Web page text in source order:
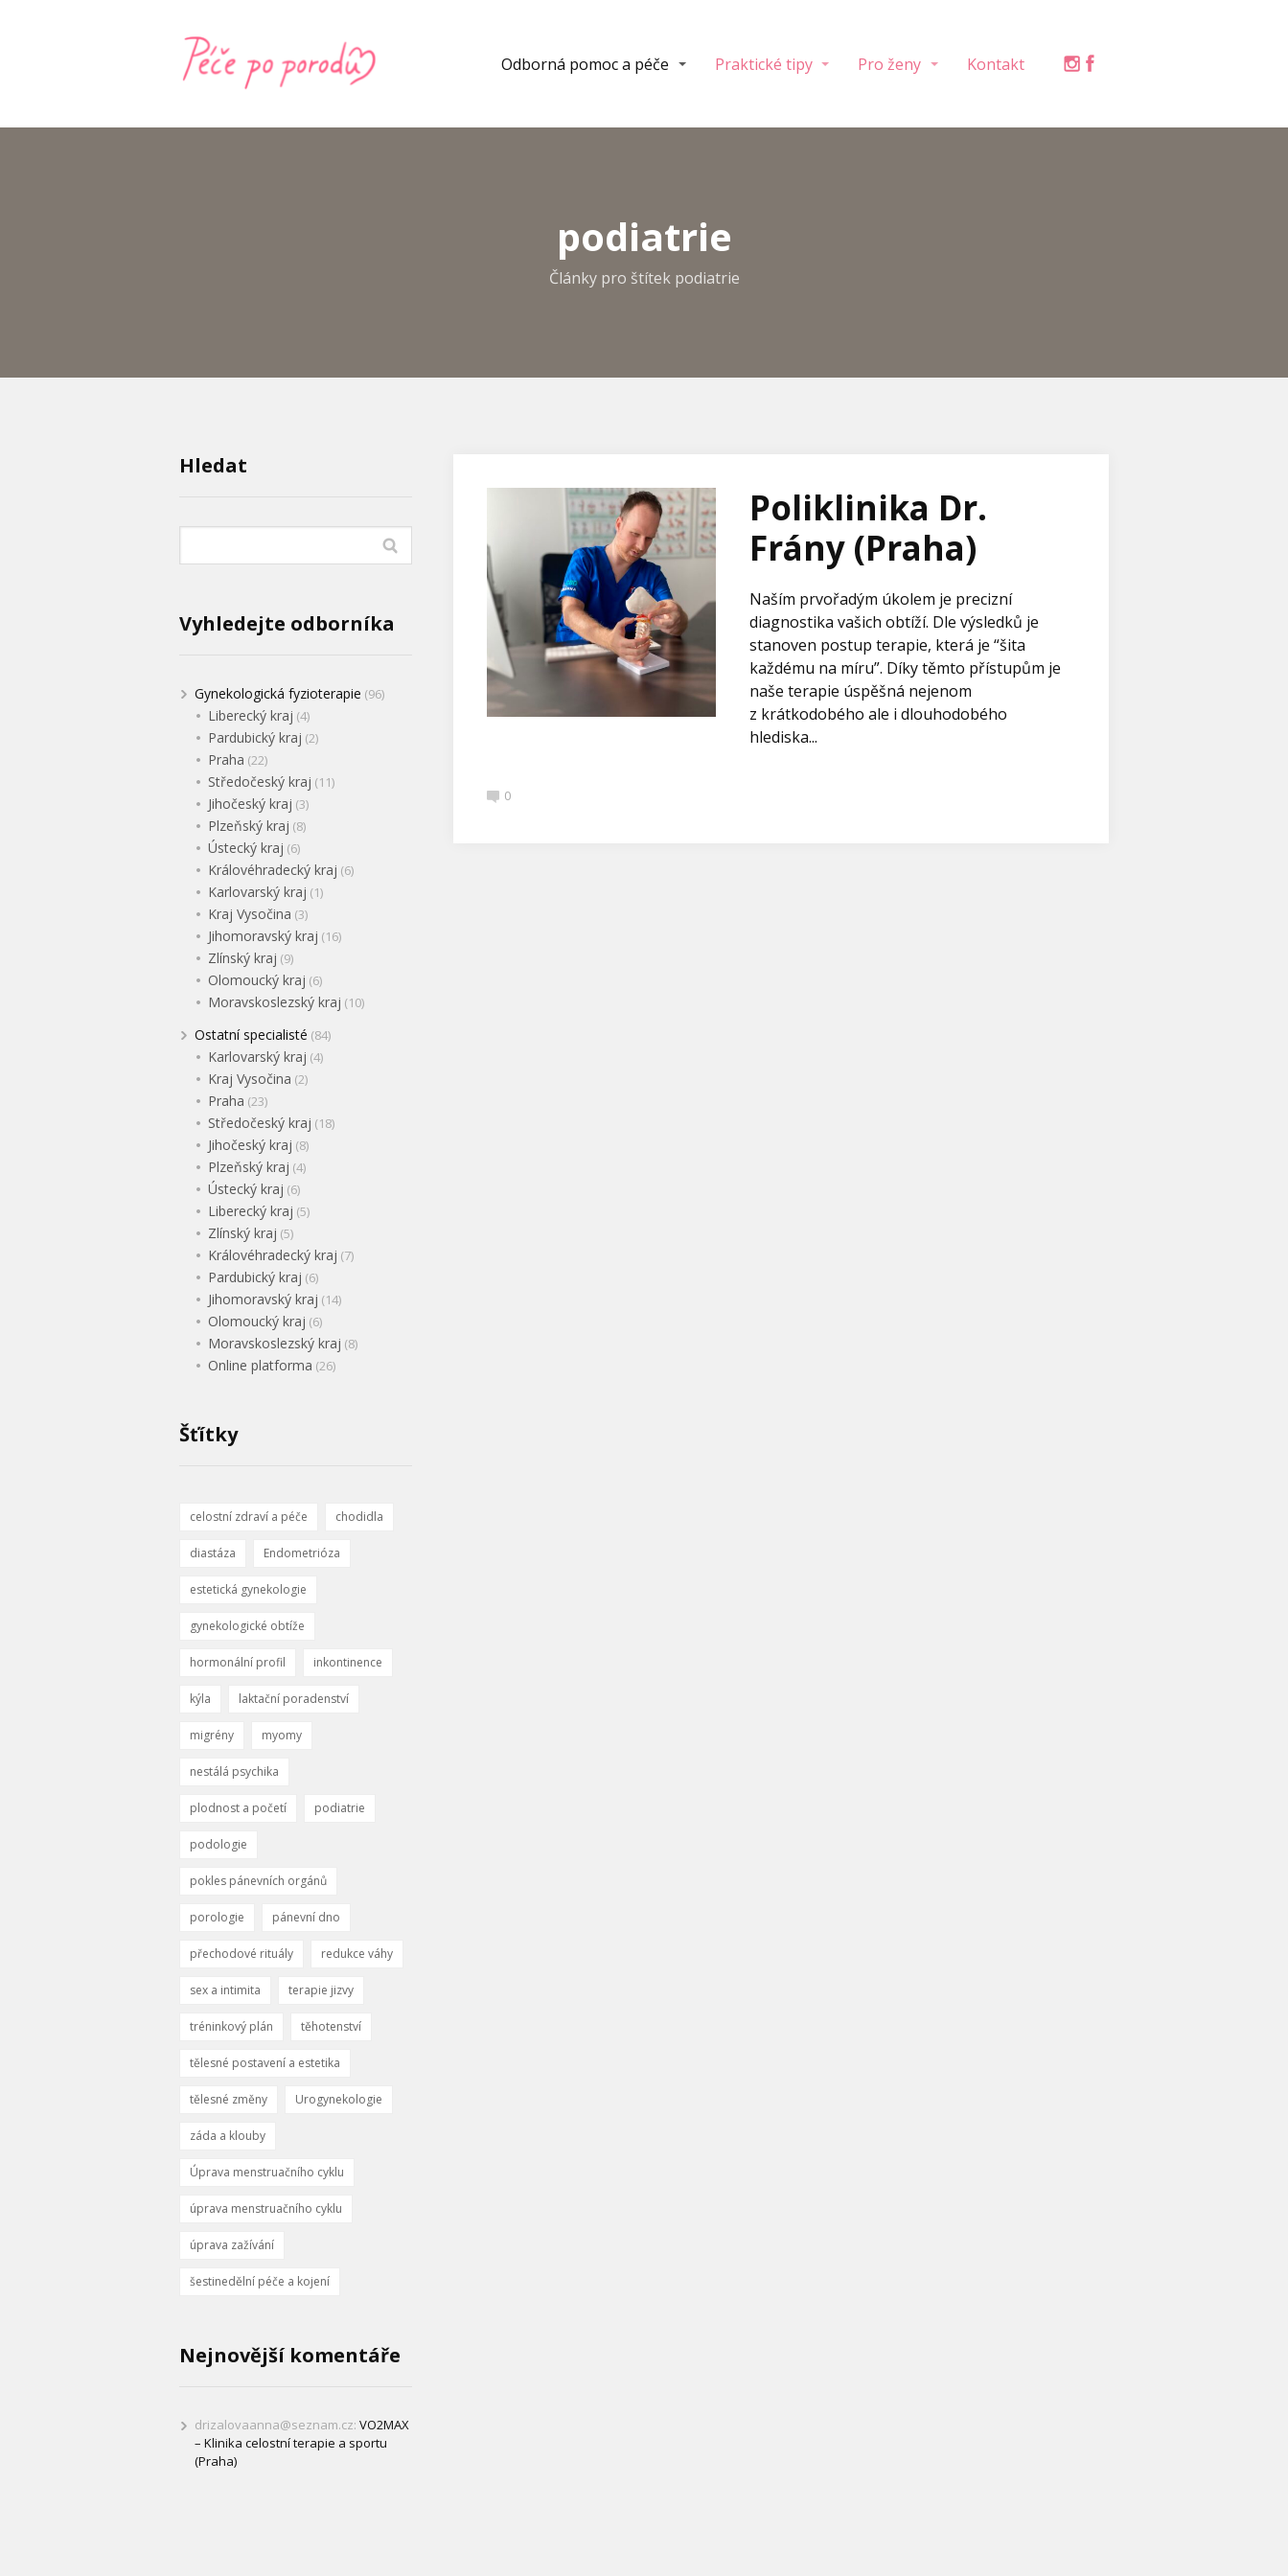
Odborná pomoc a péče Praktické tipy Pro ženy Kontakt
podiatrie
Články pro štítek podiatrie
Poliklinika Dr.
Frány (Praha)
Naším prvořadým úkolem je precizní
diagnostika vašich obtíží. Dle výsledků je
stanoven postup terapie, která je “šita
každému na míru”. Díky těmto přístupům je
naše terapie úspěšná nejenom
z krátkodobého ale i dlouhodobého
hlediska...
0
Hledat
Vyhledejte odborníka
Gynekologická fyzioterapie (96)
Liberecký kraj (4)
Pardubický kraj (2)
Praha (22)
Středočeský kraj (11)
Jihočeský kraj (3)
Plzeňský kraj (8)
Ústecký kraj (6)
Královéhradecký kraj (6)
Karlovarský kraj (1)
Kraj Vysočina (3)
Jihomoravský kraj (16)
Zlínský kraj (9)
Olomoucký kraj (6)
Moravskoslezský kraj (10)
Ostatní specialisté (84)
Karlovarský kraj (4)
Kraj Vysočina (2)
Praha (23)
Středočeský kraj (18)
Jihočeský kraj (8)
Plzeňský kraj (4)
Ústecký kraj (6)
Liberecký kraj (5)
Zlínský kraj (5)
Královéhradecký kraj (7)
Pardubický kraj (6)
Jihomoravský kraj (14)
Olomoucký kraj (6)
Moravskoslezský kraj (8)
Online platforma (26)
Šťítky
celostní zdraví a péče chodidla
diastáza Endometrióza
estetická gynekologie
gynekologické obtíže
hormonální profil inkontinence
kýla laktační poradenství
migrény myomy
nestálá psychika
plodnost a početí podiatrie
podologie
pokles pánevních orgánů
porologie pánevní dno
přechodové rituály redukce váhy
sex a intimita terapie jizvy
tréninkový plán těhotenství
tělesné postavení a estetika
tělesné změny Urogynekologie
záda a klouby
Úprava menstruačního cyklu
úprava menstruačního cyklu
úprava zažívání
šestinedělní péče a kojení
Nejnovější komentáře
drizalovaanna@seznam.cz: VO2MAX
– Klinika celostní terapie a sportu
(Praha)